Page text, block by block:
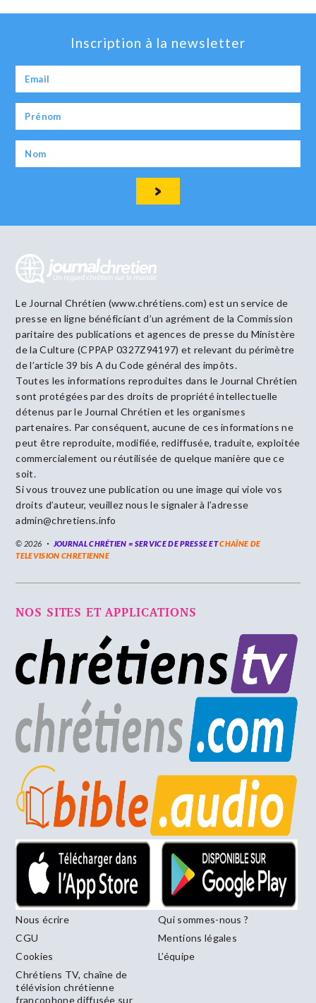
Inscription à la newsletter
Le Journal Chrétien (www.chrétiens.com) est un service de
presse en ligne bénéficiant d’un agrément de la Commission
paritaire des publications et agences de presse du Ministère
de la Culture (CPPAP 0327Z94197) et relevant du périmètre
de l’article 39 bis A du Code général des impôts.
Toutes les informations reproduites dans le Journal Chrétien
sont protégées par des droits de propriété intellectuelle
détenus par le Journal Chrétien et les organismes
partenaires. Par conséquent, aucune de ces informations ne
peut être reproduite, modifiée, rediffusée, traduite, exploitée
commercialement ou réutilisée de quelque manière que ce
soit.
Si vous trouvez une publication ou une image qui viole vos
droits d’auteur, veuillez nous le signaler à l’adresse
admin@chretiens.info
© 2026 JOURNAL CHRÉTIEN = SERVICE DE PRESSE ETCHAÎNE DE
TELEVISION CHRETIENNE
NOS SITES ET APPLICATIONS
Nous écrire
Qui sommes-nous ?
CGU
Mentions légales
Cookies
L’équipe
Chrétiens TV, chaîne de
télévision chrétienne
francophone diffusée sur